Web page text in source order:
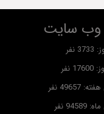
وب سایت
نفر
نفر
49657 نفر
نفر